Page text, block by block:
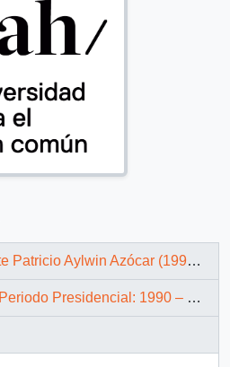
Aylwin Azócar (1990-1994)
Presidencial: 1990 – 1994